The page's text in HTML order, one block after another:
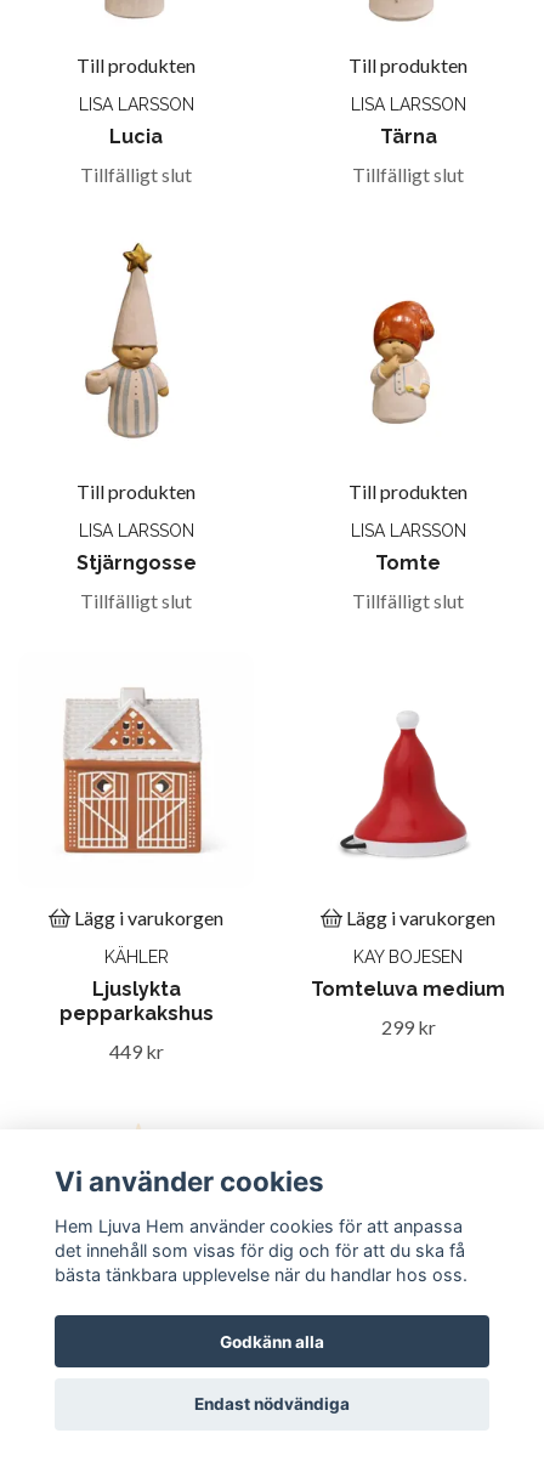
Till produkten
LISA LARSSON
Lucia
Tillfälligt slut
Till produkten
LISA LARSSON
Tärna
Tillfälligt slut
Till produkten
LISA LARSSON
Stjärngosse
Tillfälligt slut
Till produkten
LISA LARSSON
Tomte
Tillfälligt slut
Lägg i varukorgen
KÄHLER
Ljuslykta
pepparkakshus
449 kr
Lägg i varukorgen
KAY BOJESEN
Tomteluva medium
299 kr
Till produkten
GEORG JENSEN
Lägg i varukorgen
GEORG JENSEN
Vi använder cookies
Hem Ljuva Hem använder cookies för att anpassa
det innehåll som visas för dig och för att du ska få
bästa tänkbara upplevelse när du handlar hos oss.
Godkänn alla
Endast nödvändiga